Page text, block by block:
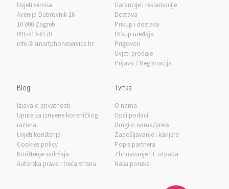
Uvjeti servisa
Avenija Dubrovnik 16
10 000 Zagreb
091-513-6170
info＠smartphoneservice.hr
Garancije i reklamacije
Dostava
Prikup i dostava
Otkup uređaja
Prigovori
Uvjeti prodaje
Prijava / Registracija
Blog
Izjava o privatnosti
Upute za izmjene korisničkog
računa
Uvjeti korištenja
Cookies policy
Korištenje sadržaja
Autorska prava i treća strana
Tvrtka
O nama
Opći podaci
Drugi o nama/press
Zapošljavanje i karijera
Popis partnera
Zbrinavanje EE otpada
Naša poruka